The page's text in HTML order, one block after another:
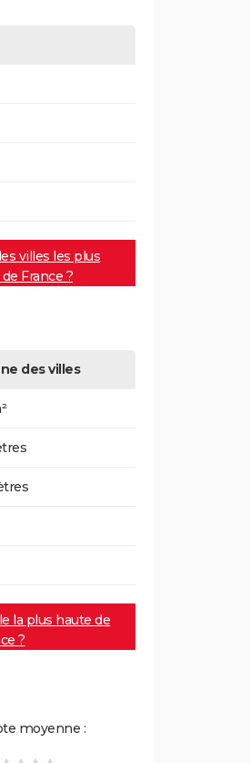
villes les plus
France ?
des villes
la plus haute de
?
moyenne :